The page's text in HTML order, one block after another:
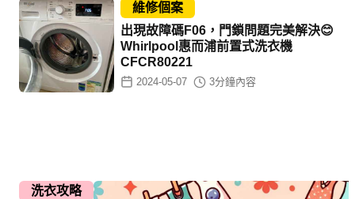
維修個案
出現故障碼F06，門鎖問題完美解決😊
Whirlpool惠而浦前置式洗衣機
CFCR80221
2024-05-07 3分鐘內容
洗衣攻略